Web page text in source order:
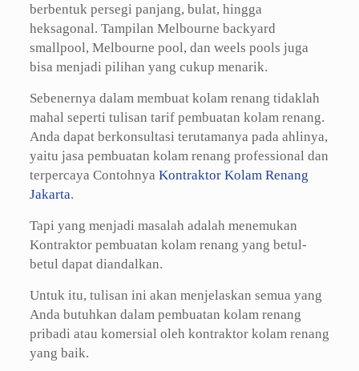
berbentuk persegi panjang, bulat, hingga
heksagonal. Tampilan Melbourne backyard
smallpool, Melbourne pool, dan weels pools juga
bisa menjadi pilihan yang cukup menarik.
Sebenernya dalam membuat kolam renang tidaklah
mahal seperti tulisan tarif pembuatan kolam renang.
Anda dapat berkonsultasi terutamanya pada ahlinya,
yaitu jasa pembuatan kolam renang professional dan
terpercaya Contohnya Kontraktor Kolam Renang
Jakarta.
Tapi yang menjadi masalah adalah menemukan
Kontraktor pembuatan kolam renang yang betul-
betul dapat diandalkan.
Untuk itu, tulisan ini akan menjelaskan semua yang
Anda butuhkan dalam pembuatan kolam renang
pribadi atau komersial oleh kontraktor kolam renang
yang baik.